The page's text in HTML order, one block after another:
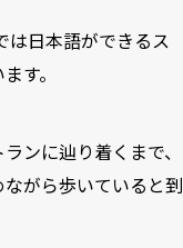
は日本語ができるス
す。
ンに辿り着くまで、
がら歩いていると到